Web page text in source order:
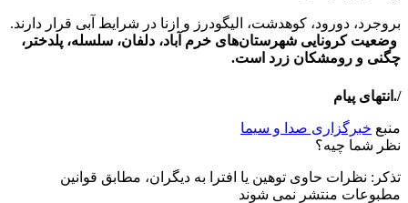
بروجرد، دورود، کوهدشت، الیگودرز و ازنا در شرایط آبی قرار دارند.
وضعیت کرونایی شهرستان‌های خرم آباد، دلفان، سلسله، پلدختر،
چگنی و رومشکان زرد است.
/.انتهای پیام
منبع خبرگزاری صدا و سیما
نظر شما چیه؟
تذكر: نظرات حاوی توهين يا افترا به ديگران، مطابق قوانين
مطبوعات منتشر نمی شوند